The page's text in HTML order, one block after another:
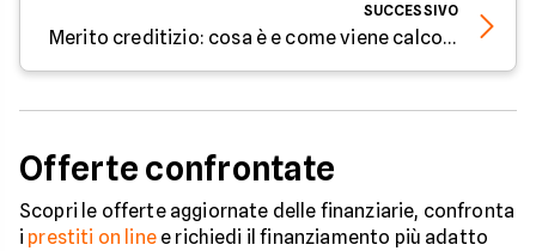
SUCCESSIVO
Merito creditizio: cosa è e come viene calcolato
Offerte confrontate
Scopri le offerte aggiornate delle finanziarie, confronta
i prestiti on linee richiedi il finanziamento più adatto